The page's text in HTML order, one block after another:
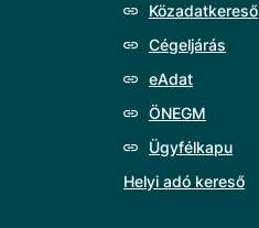
Közadatkereső
Cégeljárás
eAdat
ÖNEGM
Ügyfélkapu
Helyi adó kereső